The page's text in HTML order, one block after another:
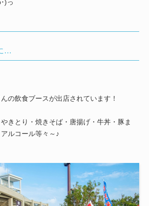
)っ
…
の飲食ブースが出店されています！
きとり・焼きそば・唐揚げ・牛丼・豚ま
ルコール等々～♪